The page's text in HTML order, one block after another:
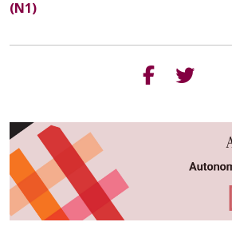
(N1)